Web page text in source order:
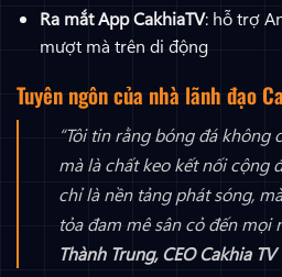
Ra mắt App CakhiaTV: hỗ trợ
mượt mà trên di động
Tuyên ngôn của nhà lãnh đạo
“Tôi tin rằng bóng đá không
mà là chất keo kết nối cộng
chỉ là nền tảng phát sóng,
tỏa đam mê sân cỏ đến mọi
Thành Trung, CEO Cakhia TV